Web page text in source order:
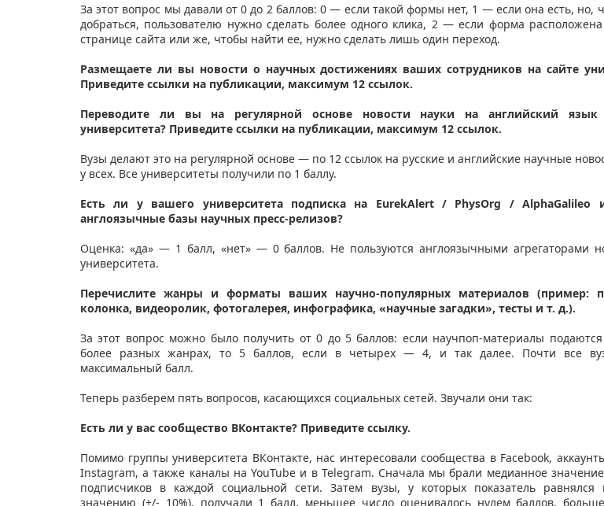
За этот вопрос мы давали от 0 до 2 баллов: 0 — если такой формы нет, 1 — если она есть, но,
добраться, пользователю нужно сделать более одного клика, 2 — если форма
странице сайта или же, чтобы найти ее, нужно сделать лишь один переход.
Размещаете ли вы новости о научных достижениях ваших сотрудников на сайте
Приведите ссылки на публикации, максимум 12 ссылок.
Переводите ли вы на регулярной основе новости науки на английский язык
университета? Приведите ссылки на публикации, максимум 12 ссылок.
Вузы делают это на регулярной основе — по 12 ссылок на русские и английские научные
у всех. Все университеты получили по 1 баллу.
Есть ли у вашего университета подписка на EurekAlert / PhysOrg / AlphaGalileo
англоязычные базы научных пресс-релизов?
Оценка: «да» — 1 балл, «нет» — 0 баллов. Не пользуются англоязычными агрегаторами
университета.
Перечислите жанры и форматы ваших научно-популярных материалов (пример:
колонка, видеоролик, фотогалерея, инфографика, «научные загадки», тесты и т. д.).
За этот вопрос можно было получить от 0 до 5 баллов: если научпоп-материалы
более разных жанрах, то 5 баллов, если в четырех — 4, и так далее. Почти все
максимальный балл.
Теперь разберем пять вопросов, касающихся социальных сетей. Звучали они так:
Есть ли у вас сообщество ВКонтакте? Приведите ссылку.
Помимо группы университета ВКонтакте, нас интересовали сообщества в Facebook,
Instagram, а также каналы на YouTube и в Telegram. Сначала мы брали медианное значение
подписчиков в каждой социальной сети. Затем вузы, у которых показатель равнялся
значению (+/- 10%), получали 1 балл, меньшее число оценивалось нулем баллов,